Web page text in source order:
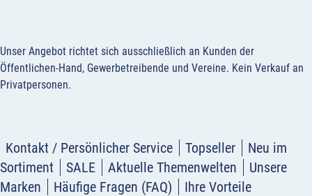
Unser Angebot richtet sich ausschließlich an Kunden der
Öffentlichen-Hand, Gewerbetreibende und Vereine. Kein Verkauf an
Privatpersonen.
Kontakt / Persönlicher Service Topseller
Neu im
Sortiment
SALE Aktuelle Themenwelten
Unsere
Marken
Häufige Fragen (FAQ) Ihre Vorteile